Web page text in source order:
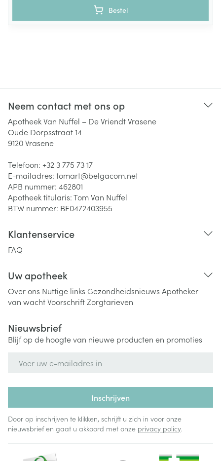
Bestel
Neem contact met ons op
Apotheek Van Nuffel – De Vriendt Vrasene
Oude Dorpsstraat 14
9120Vrasene
Telefoon: +32 3 775 73 17
E-mailadres: tomart@belgacom.net
APB nummer: 462801
Apotheek titularis:Tom Van Nuffel
BTW nummer: BE0472403955
Klantenservice
FAQ
Uw apotheek
Over ons Nuttige links Gezondheidsnieuws Apotheker
van wachtVoorschriftZorgtarieven
Nieuwsbrief
Blijf op de hoogte van nieuwe producten en promoties
Inschrijven
Door op inschrijven te klikken, schrijft u zich in voor onze
nieuwsbrief en gaat u akkoord met onze privacy policy.